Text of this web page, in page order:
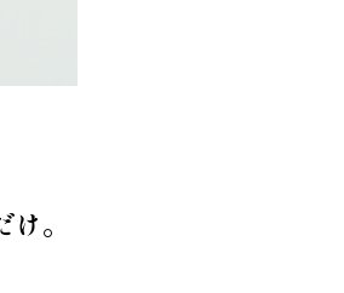
。